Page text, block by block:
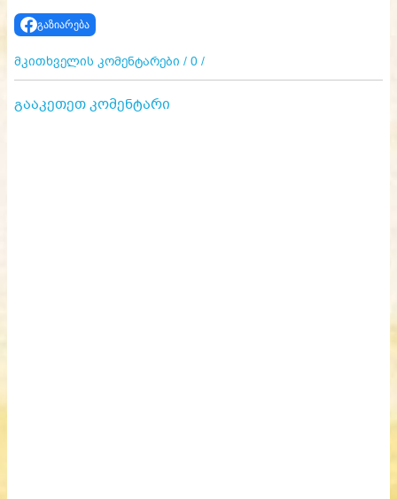
გაზიარება
მკითხველის კომენტარები / 0 /
გააკეთეთ კომენტარი